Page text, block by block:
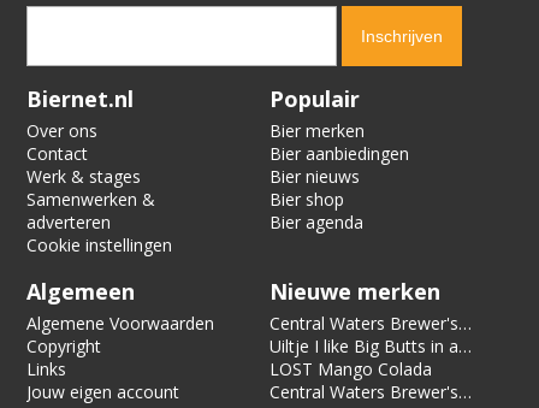
Verification code:
Biernet.nl
Over ons
Contact
Werk & stages
Samenwerken &
adverteren
Cookie instellingen
Populair
Bier merken
Bier aanbiedingen
Bier nieuws
Bier shop
Bier agenda
Algemeen
Algemene Voorwaarden
Copyright
Links
Jouw eigen account
Nieuwe merken
Central Waters Brewer's
Reserve Pecan Kringle
Stout
Uiltje I like Big Butts in a
Can of Limes
LOST Mango Colada
Central Waters Brewer's